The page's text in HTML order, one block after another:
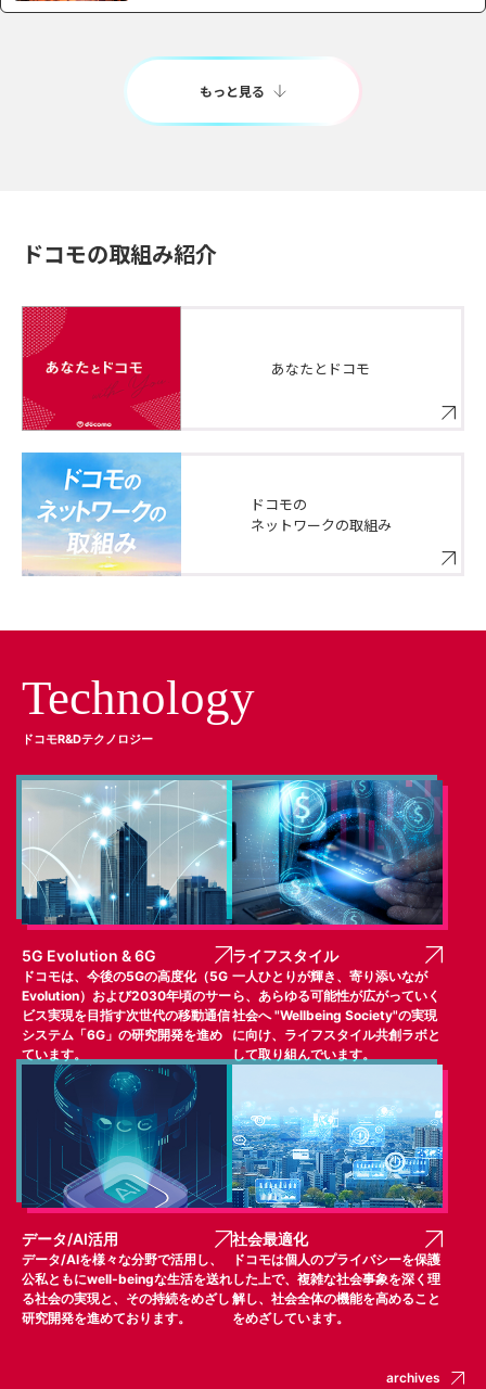
もっと見る
ドコモの取組み紹介
あなたとドコモ
ドコモの
ネットワークの取組み
Technology
ドコモR&Dテクノロジー
5G Evolution & 6G
ドコモは、今後の5Gの高度化（5G
Evolution）および2030年頃のサー
ビス実現を目指す次世代の移動通信
システム「6G」の研究開発を進め
ています。
ライフスタイル
一人ひとりが輝き、寄り添いなが
ら、あらゆる可能性が広がっていく
社会へ "Wellbeing Society"の実現
に向け、ライフスタイル共創ラボと
して取り組んでいます。
データ/AI活用
データ/AIを様々な分野で活用し、
公私ともにwell-beingな生活を送れ
る社会の実現と、その持続をめざし
研究開発を進めております。
社会最適化
ドコモは個人のプライバシーを保護
した上で、複雑な社会事象を深く理
解し、社会全体の機能を高めること
をめざしています。
archives